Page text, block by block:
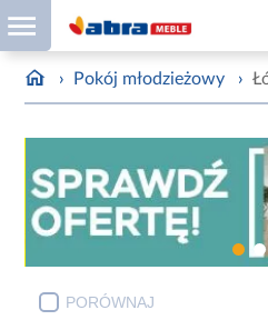
› Pokój młodzieżowy ›
PORÓWNAJ